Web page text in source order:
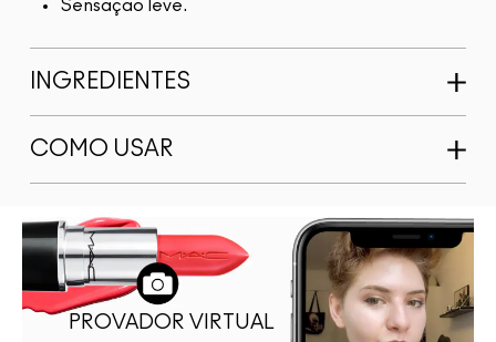
Sensação leve.
INGREDIENTES
COMO USAR
PROVADOR VIRTUAL